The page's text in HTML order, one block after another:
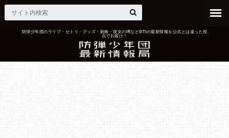
防弾少年団のライブ・セトリ・グッズ・新曲・彼女の噂などBTSの最新情報を公式とは違った視
点でお届け！